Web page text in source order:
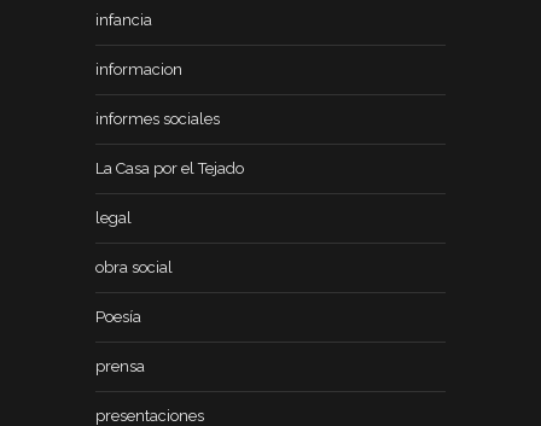
infancia
informacion
informes sociales
La Casa por el Tejado
legal
obra social
Poesía
prensa
presentaciones